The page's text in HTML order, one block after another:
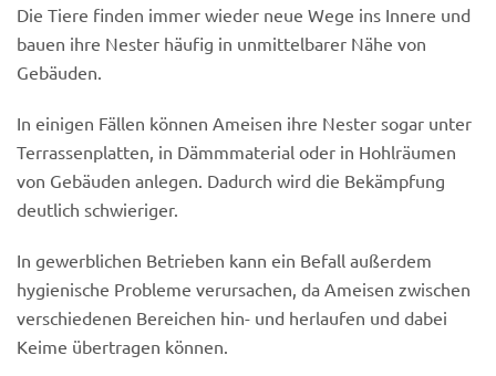
Die Tiere finden immer wieder neue Wege ins Innere und
bauen ihre Nester häufig in unmittelbarer Nähe von
Gebäuden.
In einigen Fällen können Ameisen ihre Nester sogar unter
Terrassenplatten, in Dämmmaterial oder in Hohlräumen
von Gebäuden anlegen. Dadurch wird die Bekämpfung
deutlich schwieriger.
In gewerblichen Betrieben kann ein Befall außerdem
hygienische Probleme verursachen, da Ameisen zwischen
verschiedenen Bereichen hin- und herlaufen und dabei
Keime übertragen können.